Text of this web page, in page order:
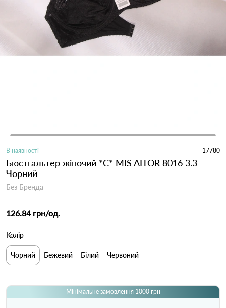
В наявності 17780
Бюстгальтер жіночий *C* MIS AITOR 8016 3.3
Чорний
Без Бренда
126.84 грн/од.
Колір
Чорний Бежевий Білий Червоний
Мінімальне замовлення 1000 грн